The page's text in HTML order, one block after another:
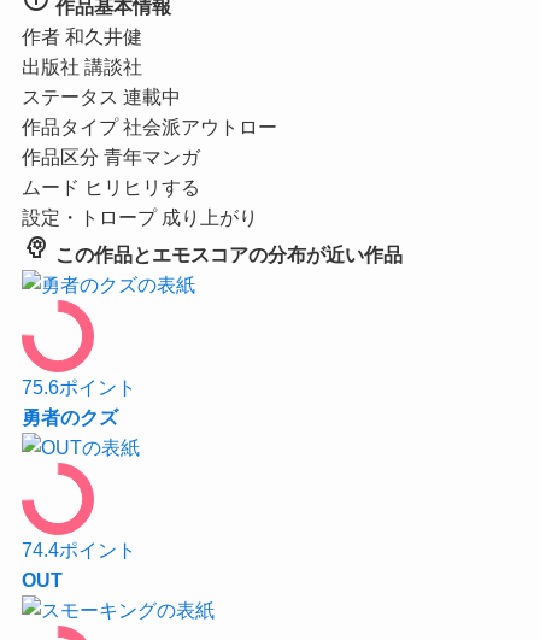
作品基本情報
作者 和久井健
出版社 講談社
ステータス 連載中
作品タイプ 社会派アウトロー
作品区分 青年マンガ
ムード ヒリヒリする
設定・トロープ 成り上がり
psychology この作品とエモスコアの分布が近い作品
75.6ポイント
勇者のクズ
74.4ポイント
OUT